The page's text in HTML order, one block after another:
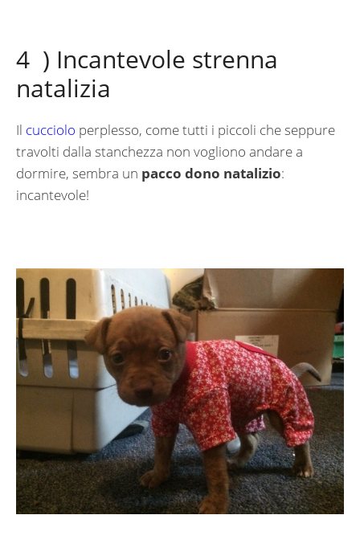
4 ) Incantevole strenna
natalizia
Il cucciolo perplesso, come tutti i piccoli che seppure
travolti dalla stanchezza non vogliono andare a
dormire, sembra un pacco dono natalizio:
incantevole!